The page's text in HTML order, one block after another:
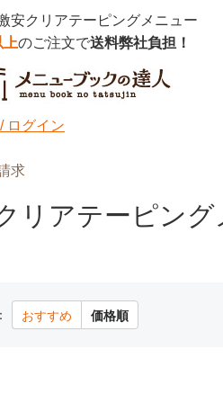
安クリアテーピングメニュー
上のご注文で送料弊社負担！
ログイン
求
リアテーピング
おすすめ 価格順